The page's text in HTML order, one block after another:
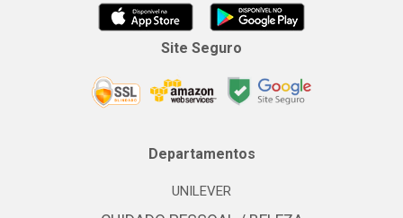
Site Seguro
Departamentos
UNILEVER